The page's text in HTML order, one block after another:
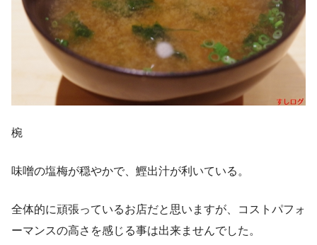
椀
味噌の塩梅が穏やかで、鰹出汁が利いている。
全体的に頑張っているお店だと思いますが、コストパフォ
ーマンスの高さを感じる事は出来ませんでした。